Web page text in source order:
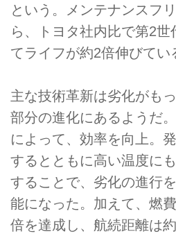
という。メンテナンスフ
ら、トヨタ社内比で第2世
てライフが約2倍伸びてい
主な技術革新は劣化がも
部分の進化にあるようだ
によって、効率を向上。
するとともに高い温度に
することで、劣化の進行
能になった。加えて、燃
倍を達成し、航続距離は